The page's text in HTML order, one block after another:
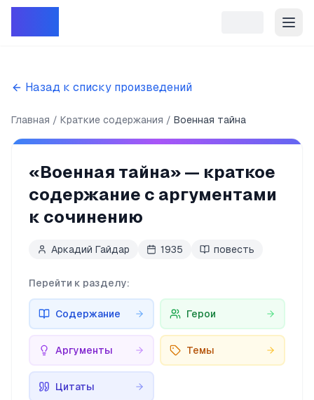
Назад к списку произведений
Главная Краткие содержания Военная тайна
«Военная тайна» — краткое
содержание с аргументами
к сочинению
Аркадий Гайдар 1935 повесть
Перейти к разделу:
Содержание Герои
Аргументы Темы
Цитаты